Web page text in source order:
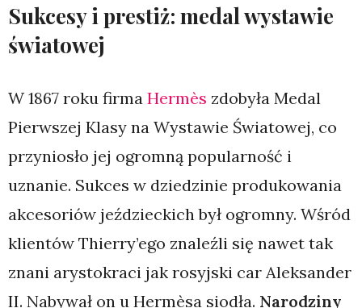
Sukcesy i prestiż: medal wystawie
światowej
W 1867 roku firma Hermès zdobyła Medal
Pierwszej Klasy na Wystawie Światowej, co
przyniosło jej ogromną popularność i
uznanie. Sukces w dziedzinie produkowania
akcesoriów jeździeckich był ogromny. Wśród
klientów Thierry’ego znaleźli się nawet tak
znani arystokraci jak rosyjski car Aleksander
II. Nabywał on u Hermèsa siodła. Narodziny